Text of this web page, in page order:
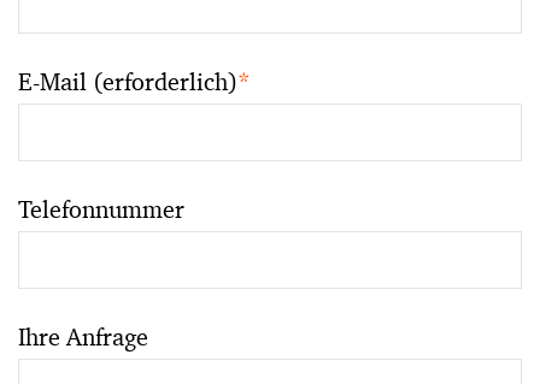
E-Mail (erforderlich)*
Telefonnummer
Ihre Anfrage